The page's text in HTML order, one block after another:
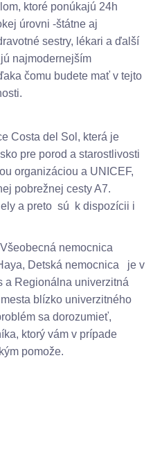
ktoré ponúkajú 24h
úrovni -štátne aj
sestry, lékari a ďalší
najmodernejším
čomu budete mať v tejto
Costa del Sol, která je
pre porod a starostlivosti
organizáciou a UNICEF,
pobrežnej cesty A7.
a preto sú k dispozícii i
nemocnica
Detská nemocnica je v
a Regionálna univerzitná
blízko univerzitného
sa dorozumieť,
ktorý vám v prípade
pomože.